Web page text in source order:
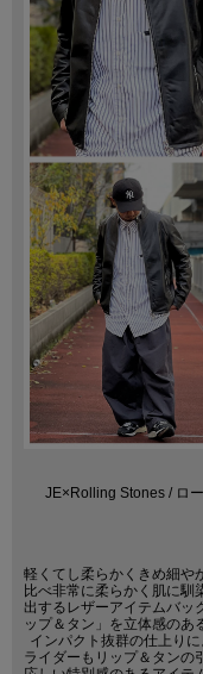
JE×Rolling Stones / ロ
軽くてし柔らかくきめ細や
比べ非常に柔らかく肌に馴
出するレザーアイテムバッ
ップ＆タン」を立体感のあ
インパクト抜群の仕上り
ライダーもリップ＆タンの